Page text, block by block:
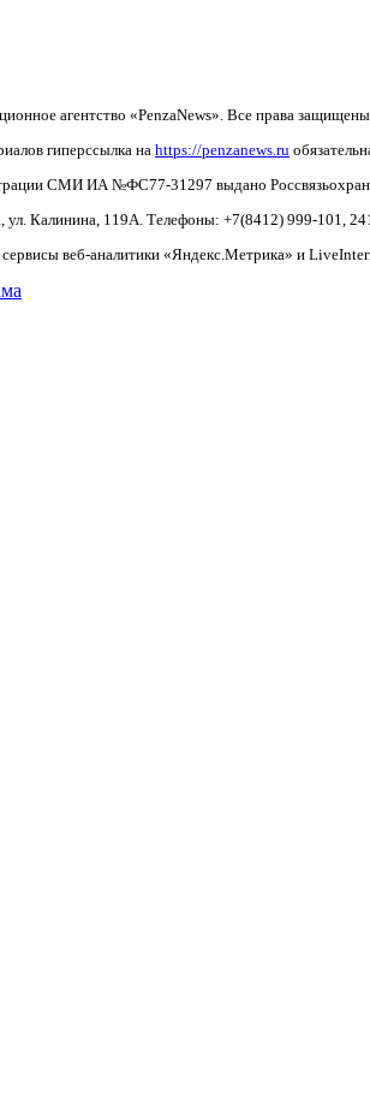
агентство «PenzaNews». Все права
гиперссылка на https://penzanews.ru
СМИ ИА №ФС77-31297 выдано
ул. Калинина, 119А. Телефоны: +7(8412) 999-101,
сервисы веб-аналитики «Яндекс.Метрика» и